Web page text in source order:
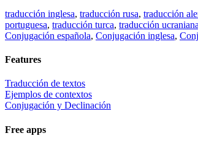
traducción inglesa, traducción rusa, traducción
portuguesa, traducción turca, traducción ucraniana
Conjugación española, Conjugación inglesa,
Features
Traducción de textos
Ejemplos de contextos
Conjugación y Declinación
Free apps